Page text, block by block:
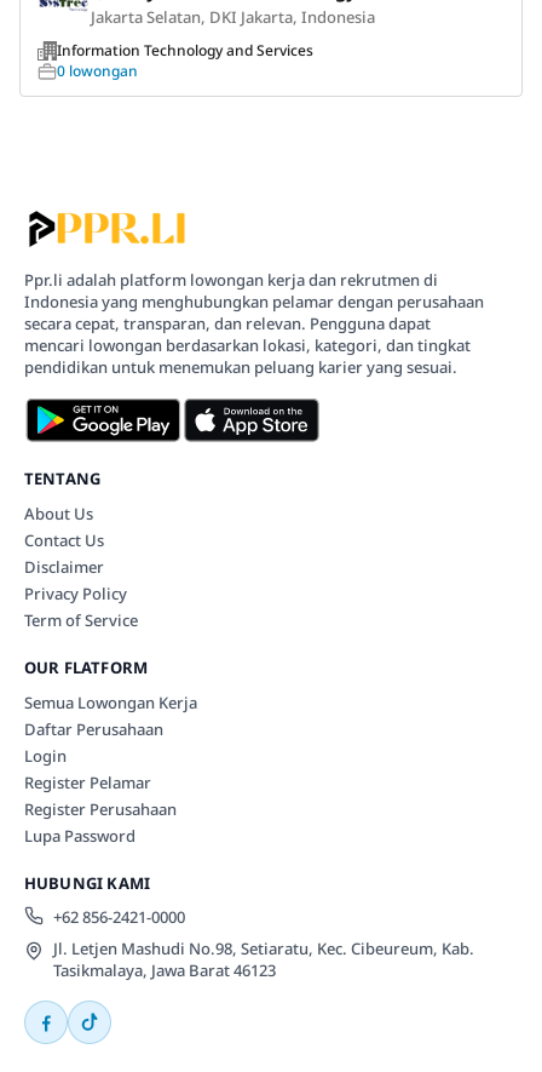
Jakarta Selatan, DKI Jakarta, Indonesia
Information Technology and Services
0 lowongan
Ppr.li adalah platform lowongan kerja dan rekrutmen di
Indonesia yang menghubungkan pelamar dengan perusahaan
secara cepat, transparan, dan relevan. Pengguna dapat
mencari lowongan berdasarkan lokasi, kategori, dan tingkat
pendidikan untuk menemukan peluang karier yang sesuai.
TENTANG
About Us
Contact Us
Disclaimer
Privacy Policy
Term of Service
OUR FLATFORM
Semua Lowongan Kerja
Daftar Perusahaan
Login
Register Pelamar
Register Perusahaan
Lupa Password
HUBUNGI KAMI
+62 856-2421-0000
Jl. Letjen Mashudi No.98, Setiaratu, Kec. Cibeureum, Kab.
Tasikmalaya, Jawa Barat 46123